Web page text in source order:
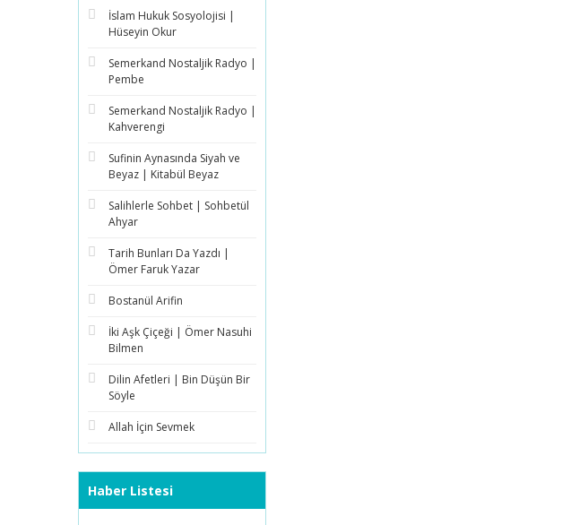
İslam Hukuk Sosyolojisi |
Hüseyin Okur
Semerkand Nostaljik Radyo |
Pembe
Semerkand Nostaljik Radyo |
Kahverengi
Sufinin Aynasında Siyah ve
Beyaz | Kitabül Beyaz
Salihlerle Sohbet | Sohbetül
Ahyar
Tarih Bunları Da Yazdı |
Ömer Faruk Yazar
Bostanül Arifin
İki Aşk Çiçeği | Ömer Nasuhi
Bilmen
Dilin Afetleri | Bin Düşün Bir
Söyle
Allah İçin Sevmek
Haber Listesi